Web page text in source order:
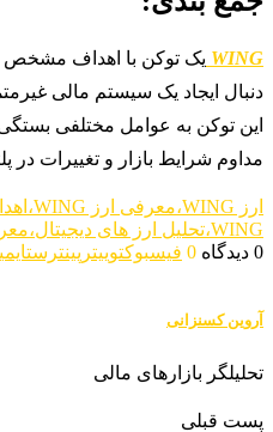
WING یک توکن با اهداف مشخص
دنبال ایجاد یک سیستم مالی
این توکن به عوامل مختلفی
مداوم شرایط بازار و تغییرات در
WING،تحلیل ارز های دیجیتال،معرفی ارز های دیجیتال
0 دیدگاه
0 فیسبوکتوییتر پینترست
آروین کسنزانی
تحلیلگر بازارهای مالی
پست قبلی